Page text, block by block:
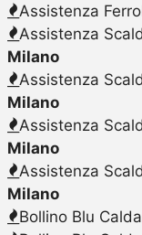
Assistenza
Assistenza
Milano
Assistenza
Milano
Assistenza
Milano
Assistenza
Milano
Bollino Blu